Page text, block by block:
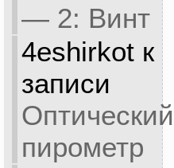
— 2: Винт
4eshirkotк
записи
Оптический
пирометр